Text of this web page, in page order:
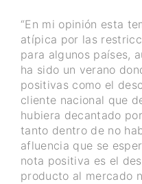
“En mi opinión esta
atípica por las
para algunos países,
ha sido un verano
positivas como el
cliente nacional que
hubiera decantado
tanto dentro de no
afluencia que se
nota positiva es el
producto al mercado